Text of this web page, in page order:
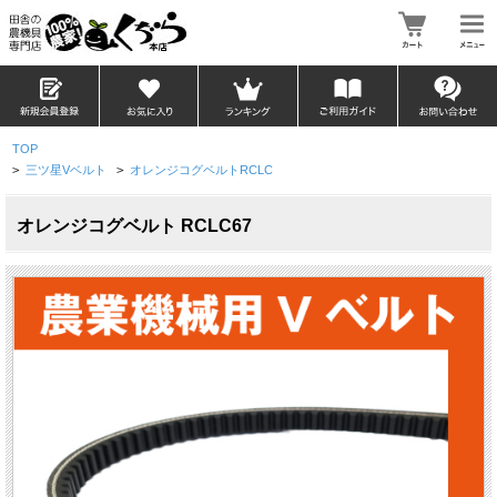
TOP
> 三ツ星Vベルト > オレンジコグベルトRCLC
オレンジコグベルト RCLC67